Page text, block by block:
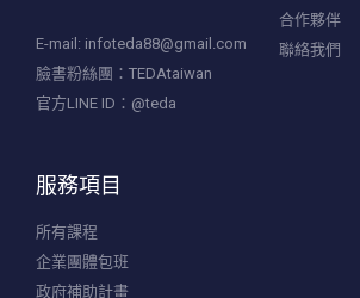
E-mail: infoteda88@gmail.com
臉書粉絲團：TEDAtaiwan
官方LINE ID：@teda
合作夥伴
聯絡我們
服務項目
所有課程
企業團體包班
政府補助計畫